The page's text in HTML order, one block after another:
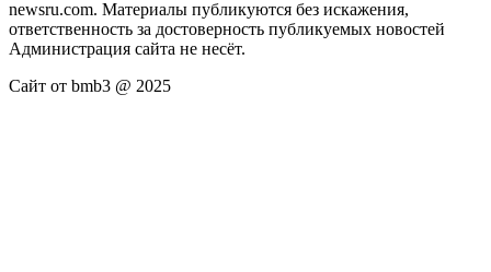
newsru.com. Материалы публикуются без искажения,
ответственность за достоверность публикуемых новостей
Администрация сайта не несёт.
Сайт от bmb3 @ 2025